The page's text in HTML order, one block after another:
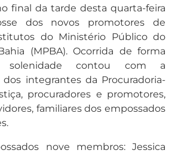
final da tarde desta quarta-feira
dos novos promotores de
do Ministério Público do
(MPBA). Ocorrida de forma
solenidade contou com a
dos integrantes da Procuradoria-
procuradores e promotores,
familiares dos empossados
nove membros: Jessica